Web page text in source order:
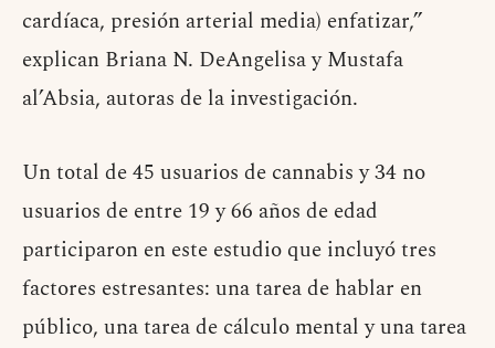
cardíaca, presión arterial media) enfatizar,”
explican Briana N. DeAngelisa y Mustafa
al’Absia, autoras de la investigación.
Un total de 45 usuarios de cannabis y 34 no
usuarios de entre 19 y 66 años de edad
participaron en este estudio que incluyó tres
factores estresantes: una tarea de hablar en
público, una tarea de cálculo mental y una tarea